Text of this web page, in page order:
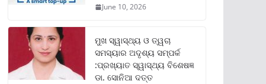
June 10, 2026
ମୁଖ ସ୍ୱାସ୍ଥ୍ୟ ଓ ତ୍ୱଚା
ସମସ୍ୟାର ଅଦୃଶ୍ୟ ସମ୍ପର୍କ
:ପ୍ରଖ୍ୟାତ ସ୍ୱାସ୍ଥ୍ୟ ବିଶେଷଜ୍ଞ
ଡା. ସୋନିଆ ଦତ୍ତ